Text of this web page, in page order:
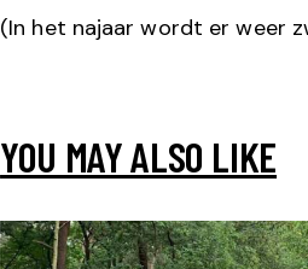
(In het najaar wordt er weer
YOU MAY ALSO LIKE